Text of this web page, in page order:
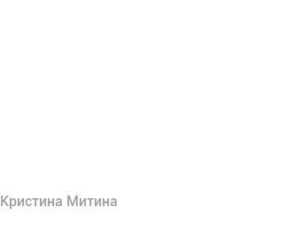
Кристина Митина